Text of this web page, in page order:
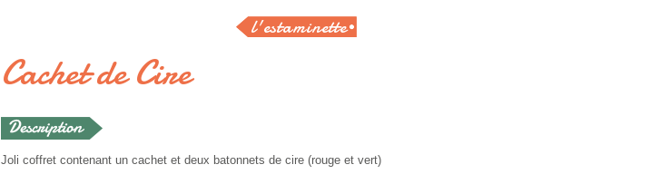
l'estaminette
Cachet de Cire
Joli coffret contenant un cachet et deux batonnets de cire (rouge et vert)